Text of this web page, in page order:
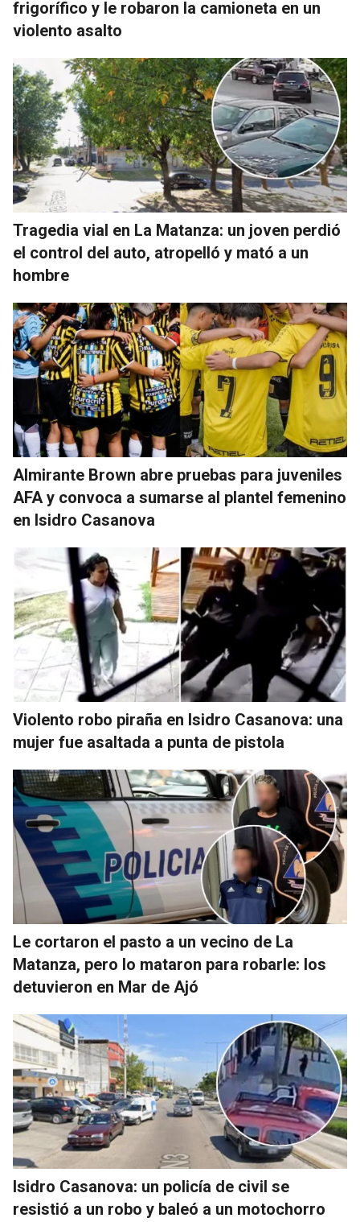
frigorífico y le robaron la camioneta en un
violento asalto
Tragedia vial en La Matanza: un joven perdió
el control del auto, atropelló y mató a un
hombre
Almirante Brown abre pruebas para juveniles
AFA y convoca a sumarse al plantel femenino
en Isidro Casanova
Violento robo piraña en Isidro Casanova: una
mujer fue asaltada a punta de pistola
Le cortaron el pasto a un vecino de La
Matanza, pero lo mataron para robarle: los
detuvieron en Mar de Ajó
Isidro Casanova: un policía de civil se
resistió a un robo y baleó a un motochorro